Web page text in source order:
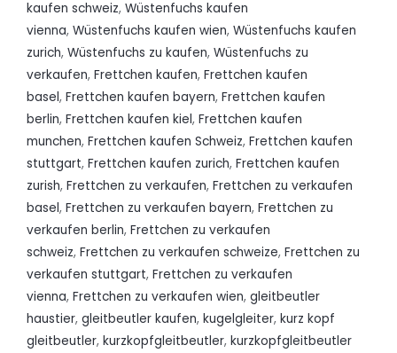
kaufen schweiz, Wüstenfuchs kaufen
vienna, Wüstenfuchs kaufen wien, Wüstenfuchs kaufen
zurich, Wüstenfuchs zu kaufen, Wüstenfuchs zu
verkaufen, Frettchen kaufen, Frettchen kaufen
basel, Frettchen kaufen bayern, Frettchen kaufen
berlin, Frettchen kaufen kiel, Frettchen kaufen
munchen, Frettchen kaufen Schweiz, Frettchen kaufen
stuttgart, Frettchen kaufen zurich, Frettchen kaufen
zurish, Frettchen zu verkaufen, Frettchen zu verkaufen
basel, Frettchen zu verkaufen bayern, Frettchen zu
verkaufen berlin, Frettchen zu verkaufen
schweiz, Frettchen zu verkaufen schweize, Frettchen zu
verkaufen stuttgart, Frettchen zu verkaufen
vienna, Frettchen zu verkaufen wien, gleitbeutler
haustier, gleitbeutler kaufen, kugelgleiter, kurz kopf
gleitbeutler, kurzkopfgleitbeutler, kurzkopfgleitbeutler